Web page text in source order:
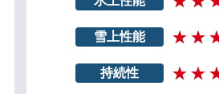
雪上性能
持続性